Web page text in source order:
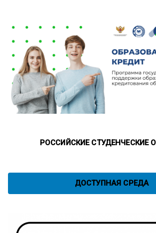
РОССИЙСКИЕ СТУДЕНЧЕСКИЕ
ДОСТУПНАЯ СРЕДА